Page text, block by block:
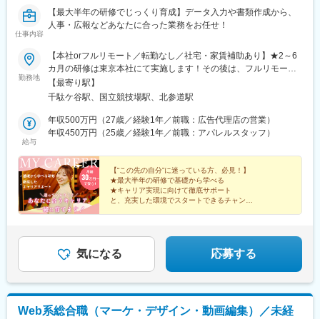
仕事内容
【最大半年の研修でじっくり育成】データ入力や書類作成から、
人事・広報などあなたに合った業務をお任せ！
勤務地
【本社orフルリモート／転勤なし／社宅・家賃補助あり】★2～6
カ月の研修は東京本社にて実施します！その後は、フルリモート
の相談も可能です◎本社：東京都渋谷区千駄ヶ谷1-11-14 ビジデ
ンス千駄ヶ谷603＜ アクセス ＞・JR中央本線「千駄ケ谷駅」より
京メトロ副都心線「北参道駅」より徒歩7分・JR山手線「原宿
駅」より徒歩9分※受動喫煙対策：屋内喫煙可能場所あり
【最寄り駅】
千駄ケ谷駅、国立競技場駅、北参道駅
給与
年収500万円（27歳／経験1年／前職：広告代理店の営業）
年収450万円（25歳／経験1年／前職：アパレルスタッフ）
【“この先の自分”に迷っている方、必見！】
★最大半年の研修で基礎から学べる
★キャリア実現に向けて徹底サポート
と、充実した環境でスタートできるチャンス♪
★フルリモート可
★社宅・家賃補助あり
気になる 応募する
Web系総合職（マーケ・デザイン・動画編集）／未経